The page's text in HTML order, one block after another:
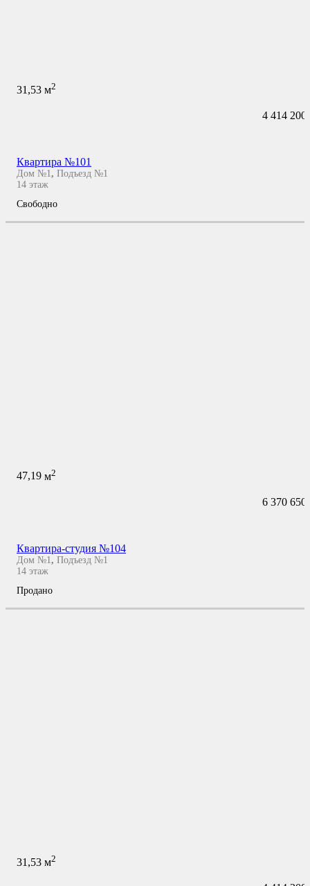
31,53 м2
4 414 200
Квартира №101
Дом №1, Подъезд №1
14 этаж
Свободно
47,19 м2
6 370 650
Квартира-студия №104
Дом №1, Подъезд №1
14 этаж
Продано
31,53 м2